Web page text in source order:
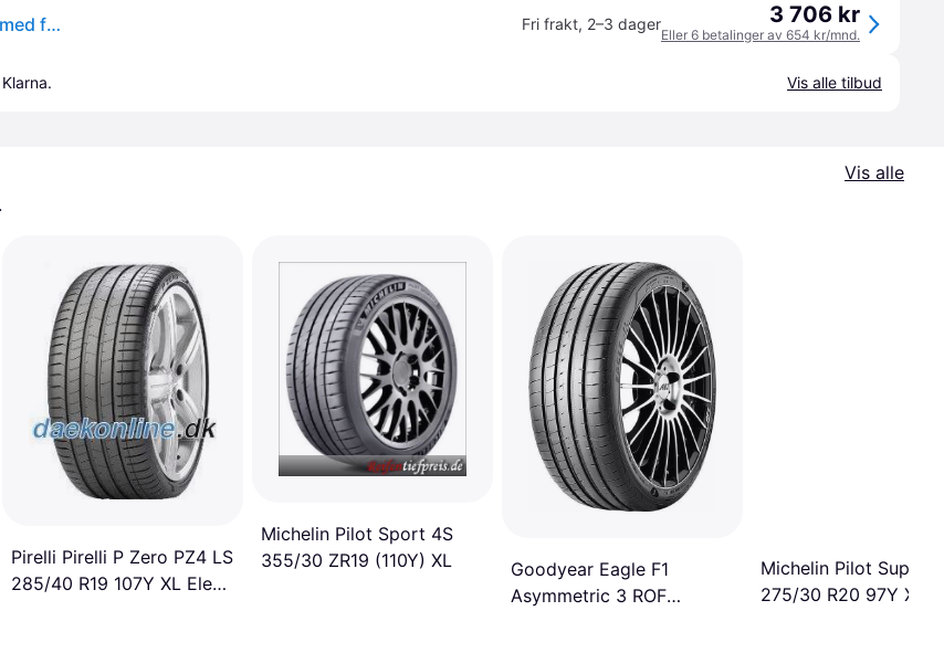
Continental SportContact 7 ( 275/30 ZR20 (97Y) XL EVc, med felgkant ) Fri frakt, 2–3 dager 3 706 kr
Eller 6 betalinger av 654 kr/mnd.
Vis alle tilbud
Vis alle
Pirelli Pirelli P Zero PZ4 LS
285/40 R19 107Y XL Elect,
Michelin Pilot Sport 4S
355/30 ZR19 (110Y) XL
Goodyear Eagle F1
Asymmetric 3 ROF
Michelin Pilot Super
275/30 R20 97Y XL